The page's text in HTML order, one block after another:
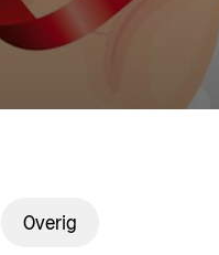
Overig